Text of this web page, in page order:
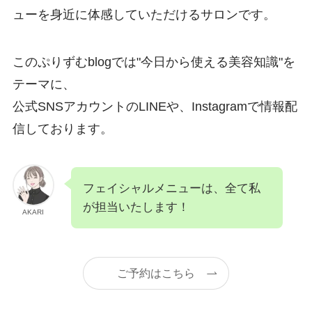
ューを身近に体感していただけるサロンです。
このぷりずむblogでは"今日から使える美容知識"を
テーマに、
公式SNSアカウントのLINEや、Instagramで情報配
信しております。
AKARI
フェイシャルメニューは、全て私
が担当いたします！
ご予約はこちら